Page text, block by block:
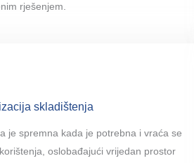
rješenjem.
skladištenja
je spremna kada je potrebna i vraća se
oslobađajući vrijedan prostor